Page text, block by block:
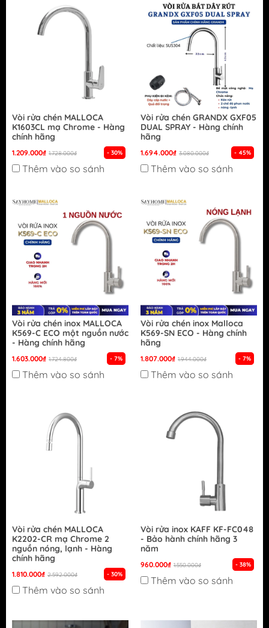
Vòi rửa chén MALLOCA
K1603CL mạ Chrome - Hàng
chính hãng
1.209.000₫ 1.728.000₫ - 30%
Thêm vào so sánh
Vòi rửa chén GRANDX GXF05
DUAL SPRAY - Hàng chính
hãng
1.694.000₫ 3.080.000₫ - 45%
Thêm vào so sánh
Vòi rửa chén inox MALLOCA
K569-C ECO một nguồn nước
- Hàng chính hãng
1.603.000₫ 1.724.800₫ - 7%
Thêm vào so sánh
Vòi rửa chén inox Malloca
K569-SN ECO - Hàng chính
hãng
1.807.000₫ 1.944.000₫ - 7%
Thêm vào so sánh
Vòi rửa chén MALLOCA
K2202-CR mạ Chrome 2
nguồn nóng, lạnh - Hàng
chính hãng
1.810.000₫ 2.592.000₫ - 30%
Thêm vào so sánh
Vòi rửa inox KAFF KF-FC048
- Bảo hành chính hãng 3
năm
960.000₫ 1.550.000₫ - 38%
Thêm vào so sánh